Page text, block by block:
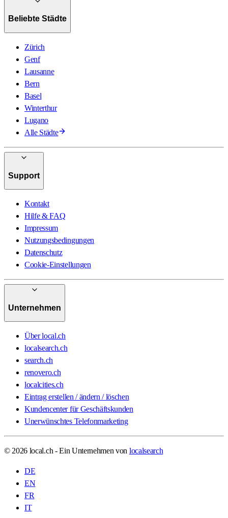
Beliebte Städte
Zürich
Genf
Lausanne
Bern
Basel
Winterthur
Lugano
Alle Städte
Support
Kontakt
Hilfe & FAQ
Impressum
Nutzungsbedingungen
Datenschutz
Cookie-Einstellungen
Unternehmen
Über local.ch
localsearch.ch
search.ch
renovero.ch
localcities.ch
Eintrag erstellen / ändern / löschen
Kundencenter für Geschäftskunden
Unerwünschtes Telefonmarketing
© 2026 local.ch - Ein Unternehmen von localsearch
DE
EN
FR
IT